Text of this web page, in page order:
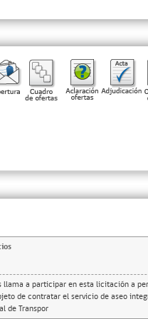
llama a participar en esta licitación a
de contratar el servicio de aseo
de Transpor